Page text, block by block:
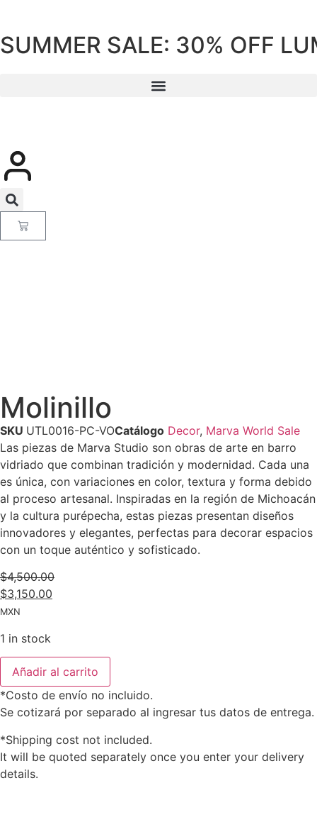
SUMMER SALE: 30% OFF
Molinillo
SKU UTL0016-PC-VOCatálogo Decor, Marva World Sale
Las piezas de Marva Studio son obras de arte en barro
vidriado que combinan tradición y modernidad. Cada una
es única, con variaciones en color, textura y forma debido
al proceso artesanal. Inspiradas en la región de Michoacán
y la cultura purépecha, estas piezas presentan diseños
innovadores y elegantes, perfectas para decorar espacios
con un toque auténtico y sofisticado.
$4,500.00
$3,150.00
MXN
1 in stock
Añadir al carrito
*Costo de envío no incluido.
Se cotizará por separado al ingresar tus datos de entrega.
*Shipping cost not included.
It will be quoted separately once you enter your delivery
details.